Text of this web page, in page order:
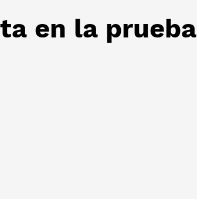
en la prueba